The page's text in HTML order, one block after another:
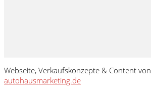
Webseite, Verkaufskonzepte & Content von
autohausmarketing.de